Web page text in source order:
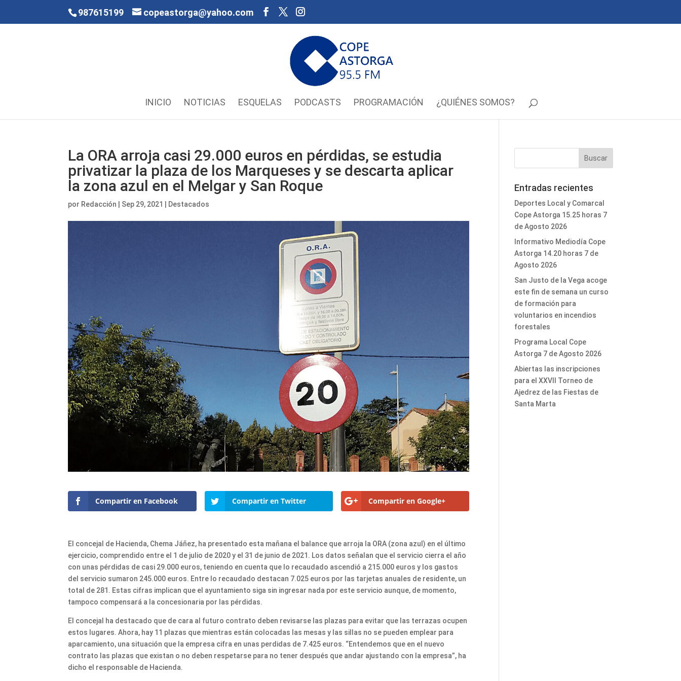
987615199 copeastorga@yahoo.com
INICIO NOTICIAS ESQUELAS PODCASTS PROGRAMACIÓN ¿QUIÉNES SOMOS?
La ORA arroja casi 29.000 euros en pérdidas, se estudia
privatizar la plaza de los Marqueses y se descarta aplicar
la zona azul en el Melgar y San Roque
por Redacción Sep 29, 2021 Destacados
Compartir en Facebook Compartir en Twitter Compartir en Google+
El concejal de Hacienda, Chema Jáñez, ha presentado esta mañana el balance que arroja la ORA (zona azul) en el último
ejercicio, comprendido entre el 1 de julio de 2020 y el 31 de junio de 2021. Los datos señalan que el servicio cierra el año
con unas pérdidas de casi 29.000 euros, teniendo en cuenta que lo recaudado ascendió a 215.000 euros y los gastos
del servicio sumaron 245.000 euros. Entre lo recaudado destacan 7.025 euros por las tarjetas anuales de residente, un
total de 281. Estas cifras implican que el ayuntamiento siga sin ingresar nada por este servicio aunque, de momento,
tampoco compensará a la concesionaria por las pérdidas.
El concejal ha destacado que de cara al futuro contrato deben revisarse las plazas para evitar que las terrazas ocupen
estos lugares. Ahora, hay 11 plazas que mientras están colocadas las mesas y las sillas no se pueden emplear para
aparcamiento, una situación que la empresa cifra en unas perdidas de 7.425 euros. “Entendemos que en el nuevo
contrato las plazas que existan o no deben respetarse para no tener después que andar ajustando con la empresa”, ha
dicho el responsable de Hacienda.
Entradas recientes
Deportes Local y Comarcal
Cope Astorga 15.25 horas 7
de Agosto 2026
Informativo Mediodía Cope
Astorga 14.20 horas 7 de
Agosto 2026
San Justo de la Vega acoge
este fin de semana un curso
de formación para
voluntarios en incendios
forestales
Programa Local Cope
Astorga 7 de Agosto 2026
Abiertas las inscripciones
para el XXVII Torneo de
Ajedrez de las Fiestas de
Santa Marta